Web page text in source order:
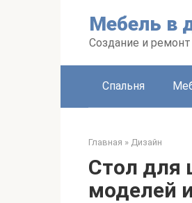
Мебель в
Создание и
Спальня
Главная » Дизайн
Стол для
моделей